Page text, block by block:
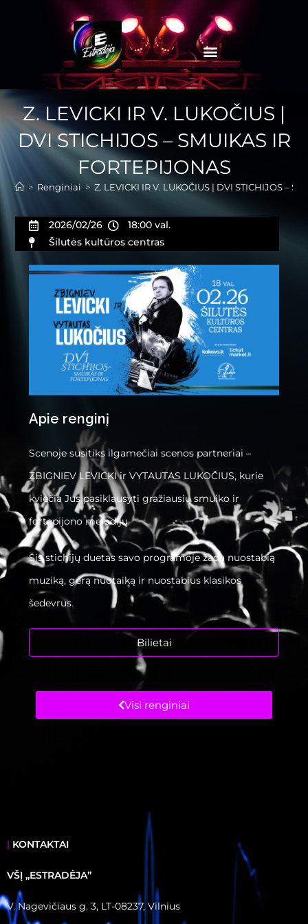
Z. LEVICKI IR V. LUKOČIUS |
DVI STICHIJOS – SMUIKAS IR
FORTEPIJONAS
> Renginiai > Z. LEVICKI IR V. LUKOČIUS | DVI STICHIJOS –
2026/02/26
18:00 val.
Šilutės kultūros centras
Apie renginį
Scenoje susitiks ilgamečiai scenos partneriai –
ZBIGNIEV LEVICKI ir VYTAUTAS LUKOČIUS, kurie
kviečia Jus pasiklausyti gražiausių smuiko ir
fortepijono melodijų.
Šis stichijų duetas savo programoje žada nuostabią
muziką, gerą nuotaiką ir nuostabius klasikos
šedevrus.
Bilietai
Visi renginiai
| KONTAKTAI
VŠĮ ,,ESTRADĖJA”
V. Nagevičiaus g. 3, LT-08237, Vilnius